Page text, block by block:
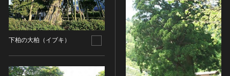
下柏の大柏（イブキ）
民俗
有形民俗文化財
無形民俗文化財
史跡
古墳